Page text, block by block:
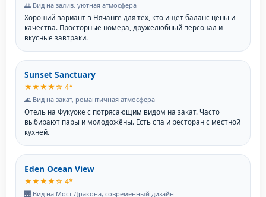
🌅 Вид на залив, уютная атмосфера
Хороший вариант в Нячанге для тех, кто ищет баланс цены и
качества. Просторные номера, дружелюбный персонал и
вкусные завтраки.
Sunset Sanctuary
★★★★☆ 4*
🌊 Вид на закат, романтичная атмосфера
Отель на Фукуоке с потрясающим видом на закат. Часто
выбирают пары и молодожёны. Есть спа и ресторан с местной
кухней.
Eden Ocean View
★★★★☆ 4*
🌉 Вид на Мост Дракона, современный дизайн